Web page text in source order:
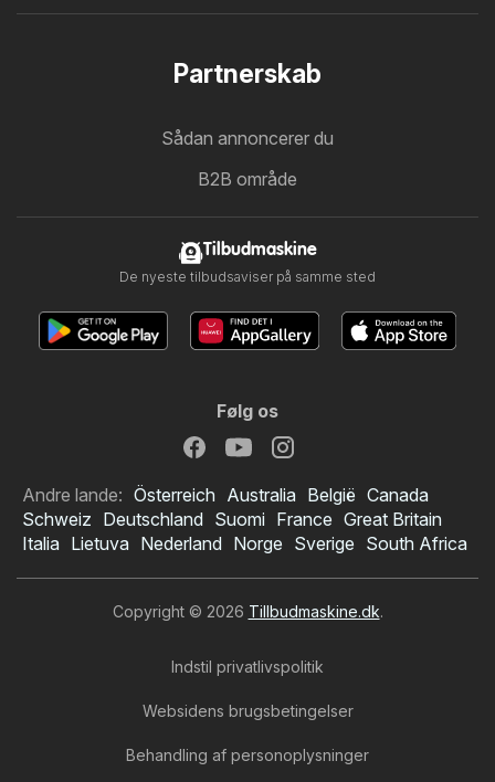
Partnerskab
Sådan annoncerer du
B2B område
Tilbudmaskine
De nyeste tilbudsaviser på samme sted
Følg os
Andre lande: Österreich Australia België Canada
Schweiz Deutschland Suomi France Great Britain
Italia Lietuva Nederland Norge Sverige South Africa
Copyright © 2026 Tillbudmaskine.dk.
Indstil privatlivspolitik
Websidens brugsbetingelser
Behandling af personoplysninger